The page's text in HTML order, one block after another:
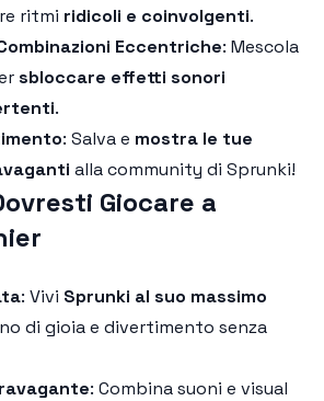
ritmi ridicoli e coinvolgenti.
Eccentriche: Mescola
sbloccare effetti sonori
.
: Salva e mostra le tue
alla community di Sprunki!
Giocare a
: Vivi Sprunki al suo massimo
di gioia e divertimento senza
: Combina suoni e visual